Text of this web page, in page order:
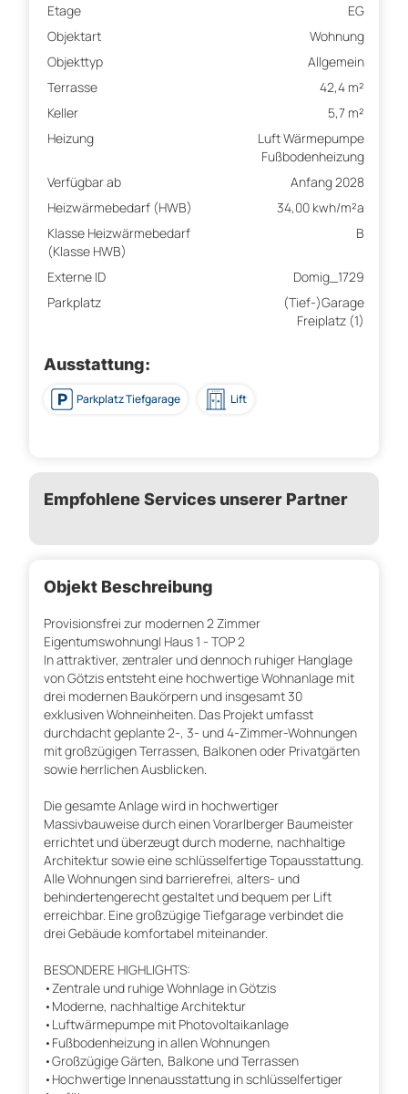
Etage
EG
Objektart
Wohnung
Objekttyp
Allgemein
Terrasse
42,4 m²
Keller
5,7 m²
Heizung
Luft Wärmepumpe
Fußbodenheizung
Verfügbar ab
Anfang 2028
Heizwärmebedarf (HWB)
34,00 kwh/m²a
Klasse Heizwärmebedarf
(Klasse HWB)
B
Externe ID
Domig_1729
Parkplatz
(Tief-)Garage
Freiplatz (1)
Ausstattung:
Parkplatz Tiefgarage Lift
Empfohlene Services unserer Partner
Objekt Beschreibung
Provisionsfrei zur modernen 2 Zimmer
Eigentumswohnung| Haus 1 - TOP 2
In attraktiver, zentraler und dennoch ruhiger Hanglage
von Götzis entsteht eine hochwertige Wohnanlage mit
drei modernen Baukörpern und insgesamt 30
exklusiven Wohneinheiten. Das Projekt umfasst
durchdacht geplante 2-, 3- und 4-Zimmer-Wohnungen
mit großzügigen Terrassen, Balkonen oder Privatgärten
sowie herrlichen Ausblicken.
Die gesamte Anlage wird in hochwertiger
Massivbauweise durch einen Vorarlberger Baumeister
errichtet und überzeugt durch moderne, nachhaltige
Architektur sowie eine schlüsselfertige Topausstattung.
Alle Wohnungen sind barrierefrei, alters- und
behindertengerecht gestaltet und bequem per Lift
erreichbar. Eine großzügige Tiefgarage verbindet die
drei Gebäude komfortabel miteinander.
BESONDERE HIGHLIGHTS:
•Zentrale und ruhige Wohnlage in Götzis
•Moderne, nachhaltige Architektur
•Luftwärmepumpe mit Photovoltaikanlage
•Fußbodenheizung in allen Wohnungen
•Großzügige Gärten, Balkone und Terrassen
•Hochwertige Innenausstattung in schlüsselfertiger